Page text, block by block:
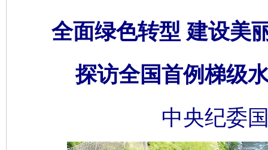
全面绿色转型 建设美
探访全国首例梯级
中央纪委